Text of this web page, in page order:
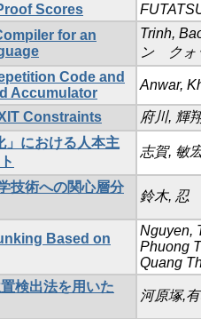
Scores
for an
Trinh,
ン クォ
Code and
Accumulator
Anwar,
Constraints 府川, 輝
」における人本主
志賀, 敏
技術への関心層分
鈴木, 忍
Based on
Nguyen,
Phuong
Quang
検出法を用いた
河原塚,